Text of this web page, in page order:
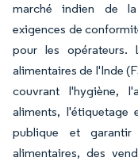
marché indien de
exigences de
pour les opérateurs.
alimentaires de l'Inde
couvrant l'hygiène,
aliments, l'étiquetage
publique et
alimentaires, des